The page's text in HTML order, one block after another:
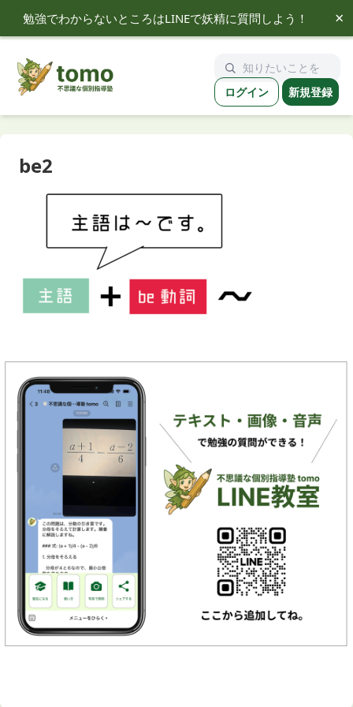
勉強でわからないところはLINEで妖精に質問しよう！ ×
tomo ログイン 新規登録
be2